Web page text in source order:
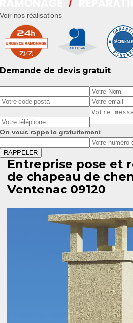
Voir nos réalisations
Demande de devis gratuit
On vous rappelle gratuitement
Entreprise pose et
de chapeau de
Ventenac 09120